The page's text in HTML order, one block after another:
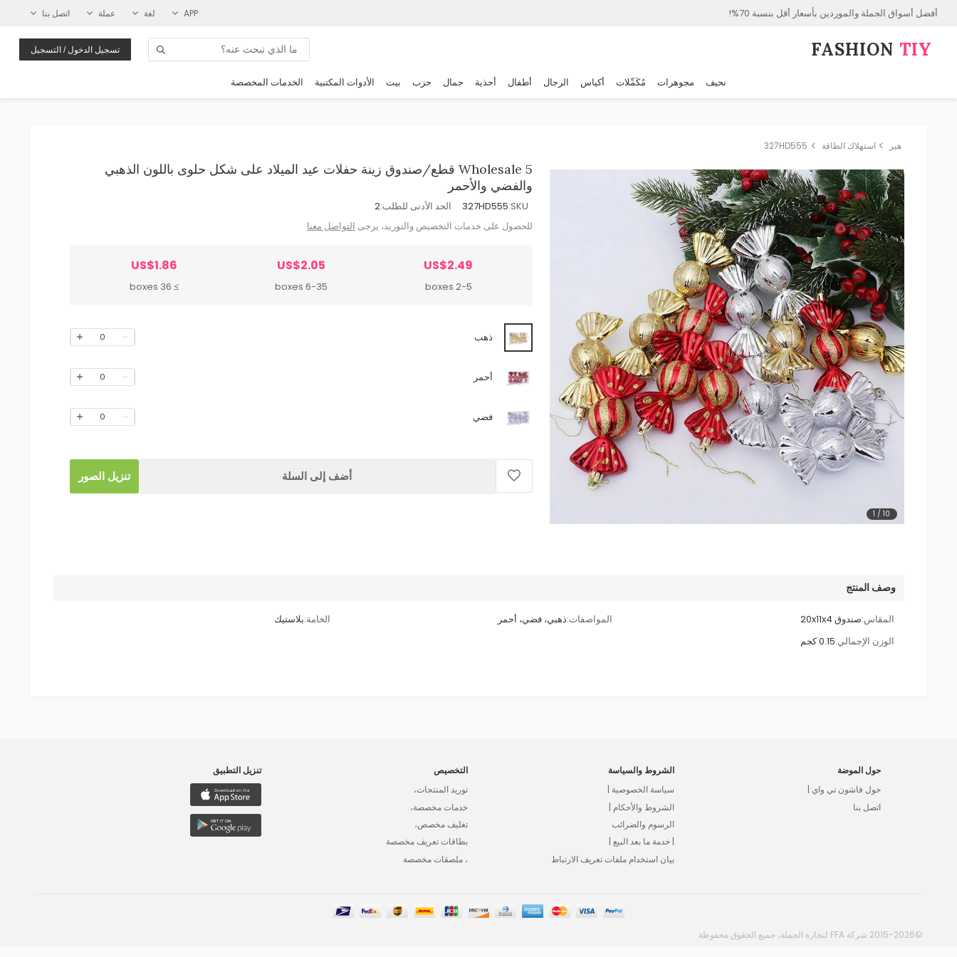
أفضل أسواق الجملة والموردين بأسعار أقل بنسبة 70%! APP لغة عملة اتصل بنا
FASHION⁠ TIY تسجيل الدخول / التسجيل
نحيف مجوهرات مُكَمِّلات أكياس الرجال أطفال أحذية جمال حزب بيت الأدوات المكتبية الخدمات المخصصة
هير استهلاك الطاقة 327HD555
1 /10
Wholesale 5 قطع/صندوق زينة حفلات عيد الميلاد على شكل حلوى باللون الذهبي
والفضي والأحمر
SKU:
327HD555 الحد الأدنى للطلب:2
للحصول على خدمات التخصيص والتوريد، يرجى التواصل معنا
US$2.49
2-5 boxes
US$2.05
6-35 boxes
US$1.86
≥ 36 boxes
ذهب 0
أحمر 0
فضي 0
أضف إلى السلة تنزيل الصور
وصف المنتج
المقاس:صندوق 20x11x4 المواصفات:ذهبي، فضي، أحمر الخامة:بلاستيك
الوزن الإجمالي:0.15 كجم
حول الموضة
حول فاشون تي واي |
اتصل بنا
الشروط والسياسة
سياسة الخصوصية |
الشروط والأحكام |
الرسوم والضرائب
| خدمة ما بعد البيع |
بيان استخدام ملفات تعريف الارتباط
التخصيص
توريد المنتجات،
خدمات مخصصة،
تغليف مخصص،
بطاقات تعريف مخصصة
، ملصقات مخصصة
تنزيل التطبيق
©2015-2026 شركة FFA لتجارة الجملة، جميع الحقوق محفوظة